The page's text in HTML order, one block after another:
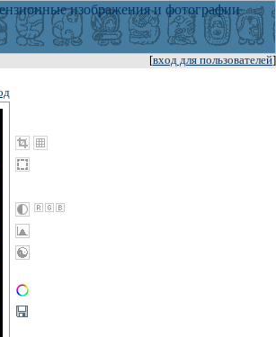
[вход для пользователей]